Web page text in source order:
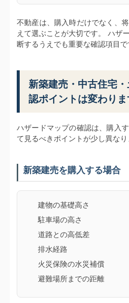
不動産は、購入時だけでなく、
えて選ぶことが大切です。 ハザ
断するうえでも重要な確認項目で
新築建売・中古住宅
認ポイントは変わりま
ハザードマップの確認は、購入
て見るべきポイントが少し異なり
新築建売を購入する場合
建物の基礎高さ
駐車場の高さ
道路との高低差
排水経路
火災保険の水災補償
避難場所までの距離